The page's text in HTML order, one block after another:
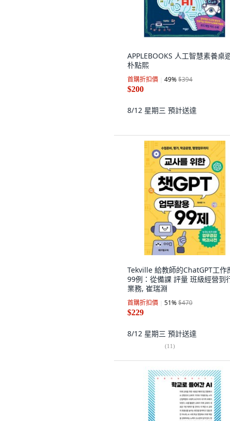
APPLEBOOKS 人工智慧素養桌
朴點熙
首購折扣價 49%$394
$200
8/12 星期三 預計送達
Tekville 給教師的ChatGPT工作
99例：從備課 評量 班級經營到
業務, 崔瑞淵
首購折扣價 51%$470
$229
8/12 星期三 預計送達
(11)